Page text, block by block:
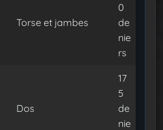
Torse et jambes
0
de
nie
rs
Dos
17
5
de
nie